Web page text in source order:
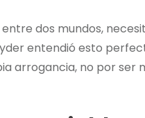
dos mundos,
entendió esto
arrogancia, no por ser